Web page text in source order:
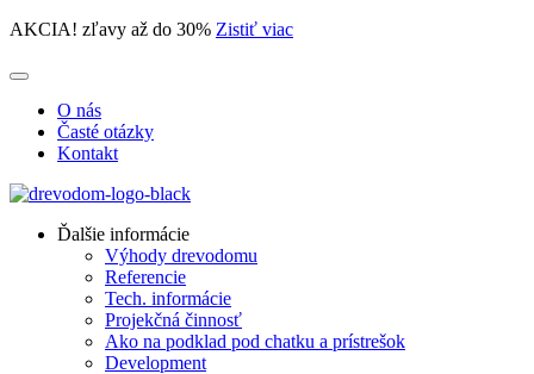
AKCIA! zľavy až do 30% Zistiť viac
O nás
Časté otázky
Kontakt
Ďalšie informácie
Výhody drevodomu
Referencie
Tech. informácie
Projekčná činnosť
Ako na podklad pod chatku a prístrešok
Development